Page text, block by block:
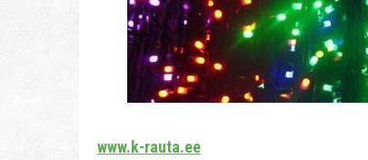
www.k-rauta.ee